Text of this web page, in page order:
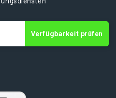
Verfügbarkeit prüfen